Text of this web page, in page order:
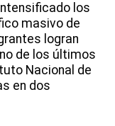
los
masivo de
logran
de los últimos
Nacional de
en dos